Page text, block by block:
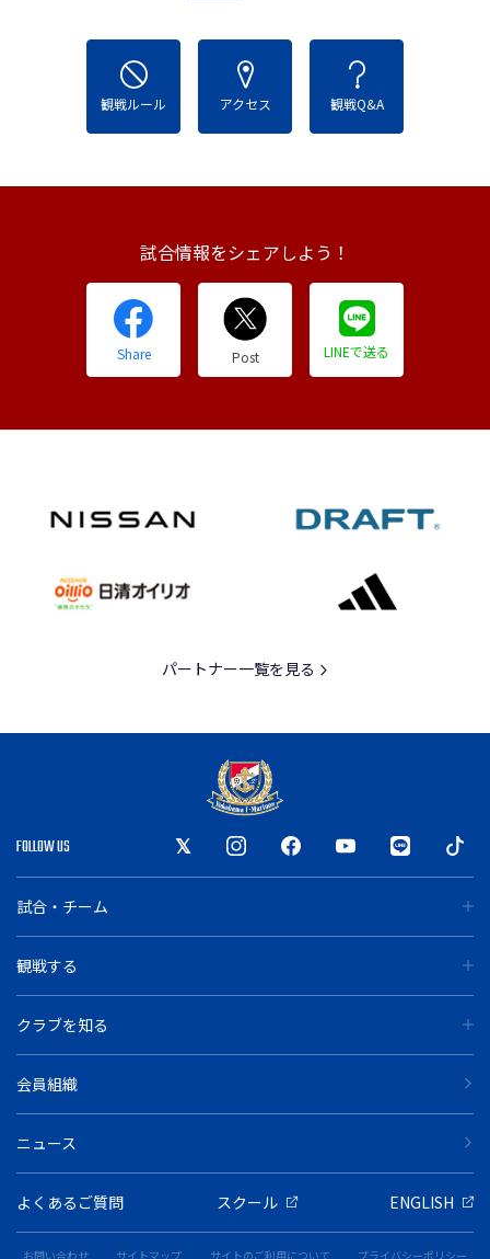
観戦ルール アクセス 観戦Q&A
試合情報をシェアしよう！
Share Post LINEで送る
パートナー一覧を見る
FOLLOW US
試合・チーム
観戦する
クラブを知る
会員組織
ニュース
よくあるご質問 スクール ENGLISH
お問い合わせ サイトマップ サイトのご利用について プライバシーポリシー